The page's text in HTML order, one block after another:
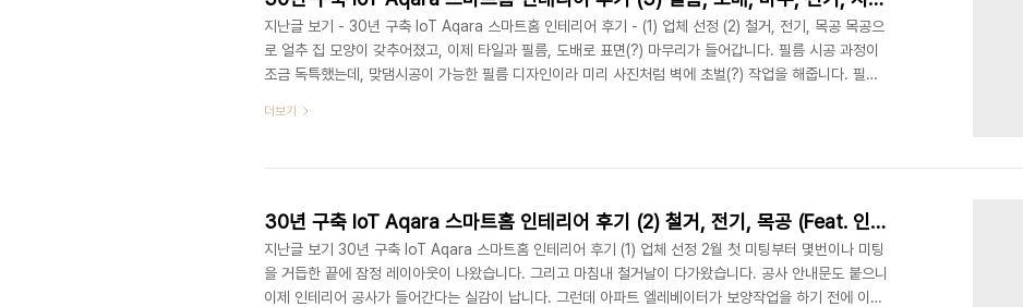
지난글 보기 - 30년 구축 IoT Aqara 스마트홈 인테리어 후기 - (1) 업체 선정 (2) 철거, 전기, 목공 목공으
로 얼추 집 모양이 갖추어졌고, 이제 타일과 필름, 도배로 표면(?) 마무리가 들어갑니다. 필름 시공 과정이
조금 독특했는데, 맞댐시공이 가능한 필름 디자인이라 미리 사진처럼 벽에 초벌(?) 작업을 해줍니다. 필름
이 공간에 필름을 작은 면적으로 깔아줘서, 필름이 벌어져도 뒤에 필름이 보여 티가 안나게 합니다. 이러면
일체감을 느낄 수 있게 됩니다. 대신 공수가 더 많이 드므로 돈이 ..
더보기
30년 구축 IoT Aqara 스마트홈 인테리어 후기 (2) 철거, 전기, 목공 (Feat. 인테리어쇼) 그리드디자인 인쇼스타일
지난글 보기 30년 구축 IoT Aqara 스마트홈 인테리어 후기 (1) 업체 선정 2월 첫 미팅부터 몇번이나 미팅
을 거듭한 끝에 잠정 레이아웃이 나왔습니다. 그리고 마침내 철거날이 다가왔습니다. 공사 안내문도 붙으니
이제 인테리어 공사가 들어간다는 실감이 납니다. 그런데 아파트 엘레베이터가 보양작업을 하기 전에 이미